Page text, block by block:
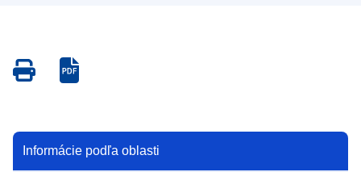
Save
as
Save
as
Informácie podľa oblasti